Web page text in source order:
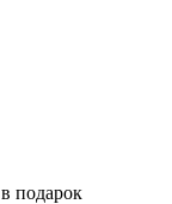
в подарок